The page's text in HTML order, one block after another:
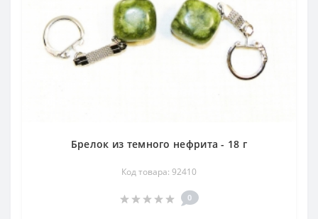
Брелок из темного нефрита - 18 г
Код товара: 92410
0